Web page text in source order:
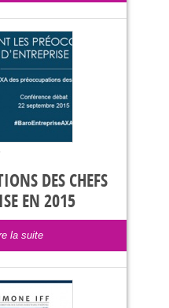
DES CHEFS
EN 2015
la suite